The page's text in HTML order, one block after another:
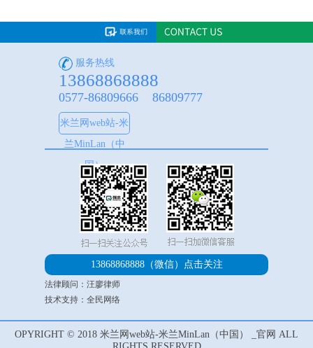
服务热线
13868868888
0577-86809666 86809777
米兰网web站-米
兰MinLan（中
国）
13868868888（微信） 点击关注
法律顾问：汪廖律师
技术支持：全民网络
OPYRIGHT © 2018 米兰网web站-米兰MinLan（中国） _官网 ALL